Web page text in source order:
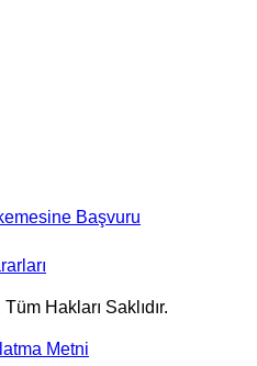
Başvuru
Hakları Saklıdır.
Metni